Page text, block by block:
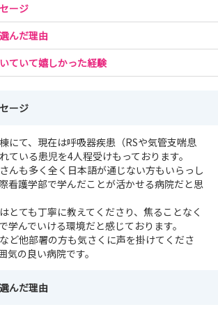
ージ
んだ理由
ていて嬉しかった経験
ージ
にて、現在は呼吸器疾患（RSや気管支喘息
ている患児を4人程受けもっております。
んも多く全く日本語が通じない方もいらっし
看護学部で学んだことが活かせる病院だと思
とても丁寧に教えてくださり、焦ることなく
学んでいける環境だと感じております。
ど他部署の方も気さくに声を掛けてくださ
気の良い病院です。
んだ理由